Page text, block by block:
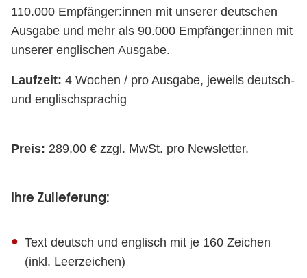
110.000 Empfänger:innen mit unserer deutschen
Ausgabe und mehr als 90.000 Empfänger:innen mit
unserer englischen Ausgabe.
Laufzeit: 4 Wochen / pro Ausgabe, jeweils deutsch-
und englischsprachig
Preis: 289,00 € zzgl. MwSt. pro Newsletter.
Ihre Zulieferung:
Text deutsch und englisch mit je 160 Zeichen
(inkl. Leerzeichen)